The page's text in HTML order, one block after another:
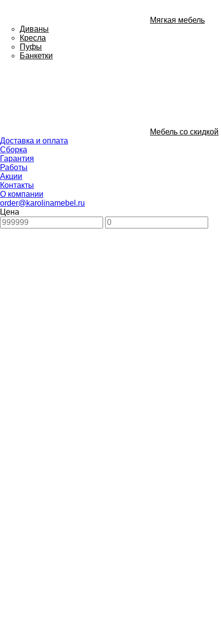
Мягкая мебель
Диваны
Кресла
Пуфы
Банкетки
Мебель со скидкой
Доставка и оплата
Сборка
Гарантия
Работы
Акции
Контакты
О компании
order@karolinamebel.ru
Цена